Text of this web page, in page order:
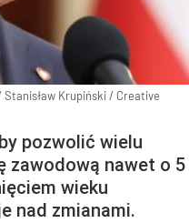
Stanisław Krupiński / Creative
pozwolić wielu
zawodową nawet o 5
wieku
nad zmianami.